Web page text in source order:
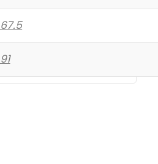
67.5
91